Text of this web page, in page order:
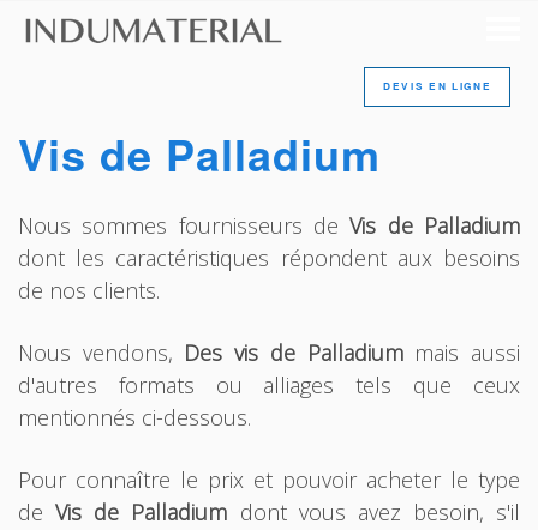
DEVIS EN LIGNE
Vis de Palladium
Nous sommes fournisseurs deVis de Palladium
dont les caractéristiques répondent aux besoins
de nos clients.
Nous vendons, Des vis de Palladiummais aussi
d'autres formats ou alliages tels que ceux
mentionnés ci-dessous.
Pour connaître le prix et pouvoir acheter le type
deVis de Palladium dont vous avez besoin, s'il